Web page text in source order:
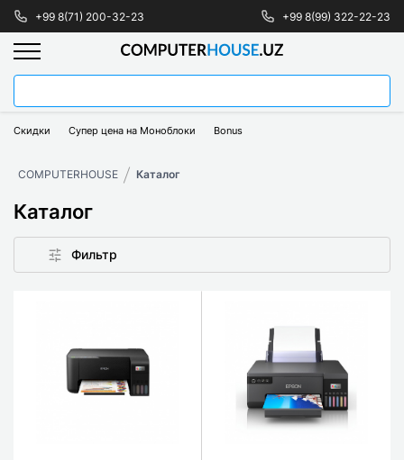
+99 8(71) 200-32-23 +99 8(99) 322-22-23
Скидки Супер цена на Моноблоки Bonus
COMPUTERHOUSE Каталог
Каталог
Фильтр